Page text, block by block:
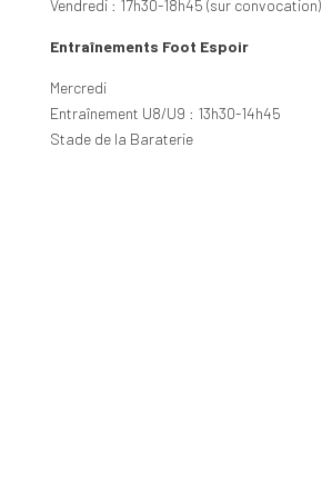
Vendredi : 17h30-18h45 (sur convocation)
Entraînements Foot Espoir
Mercredi
Entraînement U8/U9 : 13h30-14h45
Stade de la Baraterie